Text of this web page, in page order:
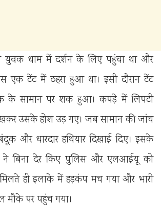
युवक धाम में दर्शन के लिए पहुंचा था और
एक टेंट में ठहरा हुआ था। इसी दौरान टेंट
के सामान पर शक हुआ। कपड़े में लिपटी
उसके होश उड़ गए। जब सामान की जांच
और धारदार हथियार दिखाई दिए। इसके
बिना देर किए पुलिस और एलआईयू को
ही इलाके में हड़कंप मच गया और भारी
पर पहुंच गया।